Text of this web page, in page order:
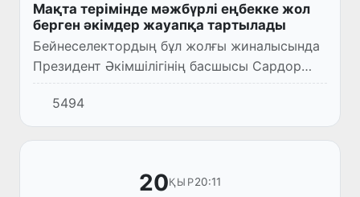
Мақта терімінде мәжбүрлі еңбекке жол
берген әкімдер жауапқа тартылады
Бейнеселектордың бұл жолғы жиналысында
Президент Әкімшілігінің басшысы Сардор
Умурзақов мақта жинаудағы
заңбұзушылықтарды сынға алды.
5494
20ҚЫР20:11